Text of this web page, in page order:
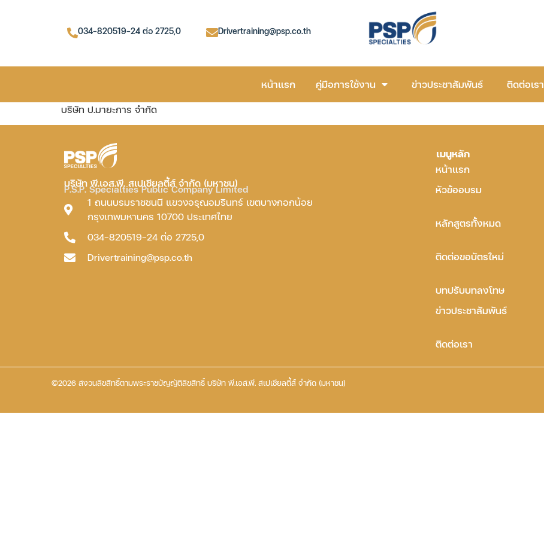
034-820519-24 ต่อ 2725,0 Drivertraining@psp.co.th
หน้าแรก คู่มือการใช้งาน ข่าวประชาสัมพันธ์
ติดต่อเรา
บริษัท ป.มายะการ จำกัด
บริษัท พี.เอส.พี. สเปเชียลตี้ส์ จำกัด (มหาชน)
P.S.P. Specialties Public Company Limited
1 ถนนบรมราชชนนี แขวงอรุณอมรินทร์ เขตบางกอกน้อย
กรุงเทพมหานคร 10700 ประเทศไทย
034-820519-24 ต่อ 2725,0
Drivertraining@psp.co.th
เมนูหลัก
หน้าแรก
หัวข้ออบรม
หลักสูตรทั้งหมด
ติดต่อขอบัตรใหม่
บทปรับบทลงโทษ
ข่าวประชาสัมพันธ์
ติดต่อเรา
©2026 สงวนลิขสิทธิ์ตามพระราชบัญญัติลิขสิทธิ์ บริษัท พี.เอส.พี. สเปเชียลตี้ส์ จำกัด (มหาชน)